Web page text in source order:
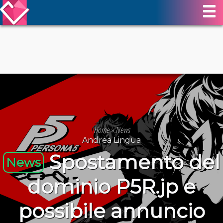
Home»News
Andrea Lingua
News Spostamento del
dominio P5R.jp e
possibile annuncio